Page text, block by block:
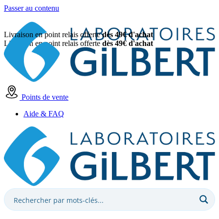
Passer au contenu
Livraison en point relais offertedès 49€ d'achat
Livraison en point relais offertedès 49€ d'achat
Points de vente
Aide & FAQ